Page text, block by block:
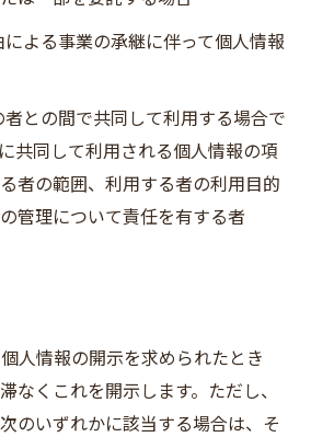
よる事業の承継に伴って個人情報
との間で共同して利用する場合で
共同して利用される個人情報の項
者の範囲、利用する者の利用目的
管理について責任を有する者
人情報の開示を求められたとき
なくこれを開示します。ただし、
のいずれかに該当する場合は、そ